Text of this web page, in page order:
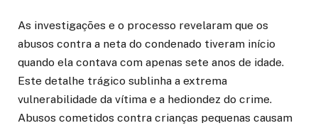
As investigações e o processo revelaram que os
abusos contra a neta do condenado tiveram início
quando ela contava com apenas sete anos de idade.
Este detalhe trágico sublinha a extrema
vulnerabilidade da vítima e a hediondez do crime.
Abusos cometidos contra crianças pequenas causam